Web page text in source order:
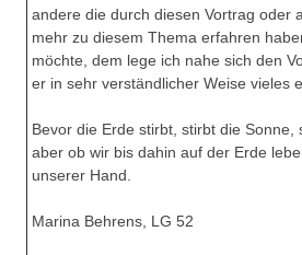
andere die durch diesen Vortrag oder
mehr zu diesem Thema erfahren
möchte, dem lege ich nahe sich den
er in sehr verständlicher Weise vieles
Bevor die Erde stirbt, stirbt die Sonne,
aber ob wir bis dahin auf der Erde
unserer Hand.
Marina Behrens, LG 52